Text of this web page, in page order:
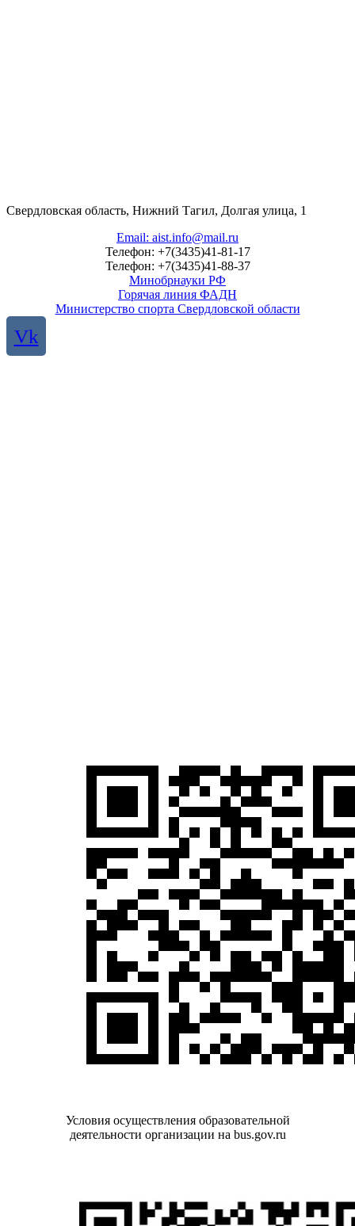
Свердловская область, Нижний Тагил, Долгая улица, 1
Email: aist.info@mail.ru
Телефон: +7(3435)41-81-17
Телефон: +7(3435)41-88-37
Минобрнауки РФ
Горячая линия ФАДН
Министерство спорта Свердловской области
Vk
Условия осуществления образовательной
деятельности организации на bus.gov.ru